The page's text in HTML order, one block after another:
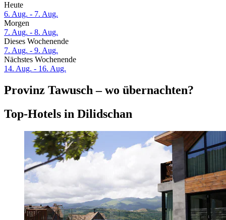
Heute
6. Aug. - 7. Aug.
Morgen
7. Aug. - 8. Aug.
Dieses Wochenende
7. Aug. - 9. Aug.
Nächstes Wochenende
14. Aug. - 16. Aug.
Provinz Tawusch – wo übernachten?
Top-Hotels in Dilidschan